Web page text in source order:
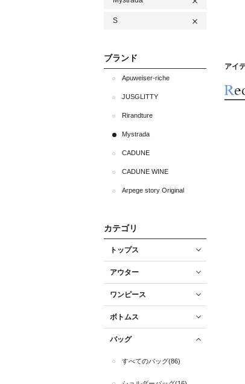
S
ブランド
Apuweiser-riche
JUSGLITTY
Rirandture
Mystrada
CADUNE
CADUNE WINE
Arpege story Original
カテゴリ
トップス
アウター
ワンピース
ボトムス
バッグ
すべてのバッグ(86)
アイ